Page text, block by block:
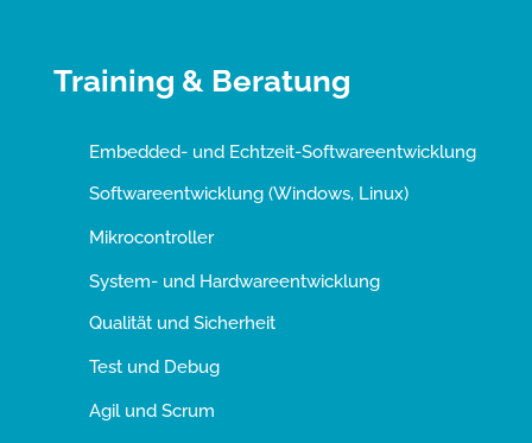
Training & Beratung
Embedded- und Echtzeit-Softwareentwicklung
Softwareentwicklung (Windows, Linux)
Mikrocontroller
System- und Hardwareentwicklung
Qualität und Sicherheit
Test und Debug
Agil und Scrum